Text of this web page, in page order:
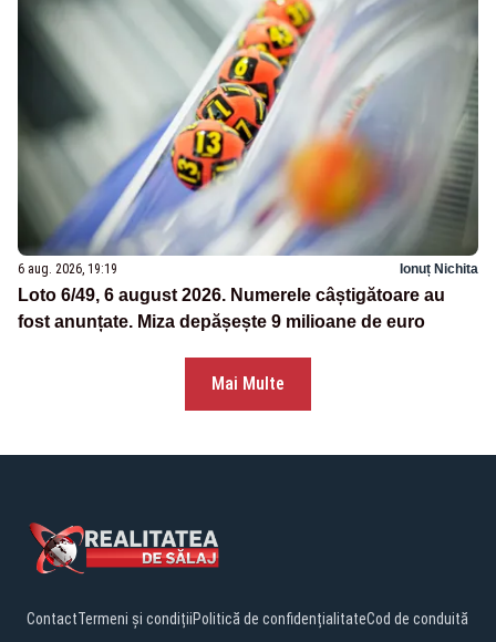
6 aug. 2026, 19:19 Ionuț Nichita
Loto 6/49, 6 august 2026. Numerele câștigătoare au
fost anunțate. Miza depășește 9 milioane de euro
Mai Multe
ContactTermeni și condițiiPolitică de confidențialitateCod de conduită